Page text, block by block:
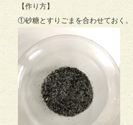
【作り方】
①砂糖とすりごまを合わせておく。